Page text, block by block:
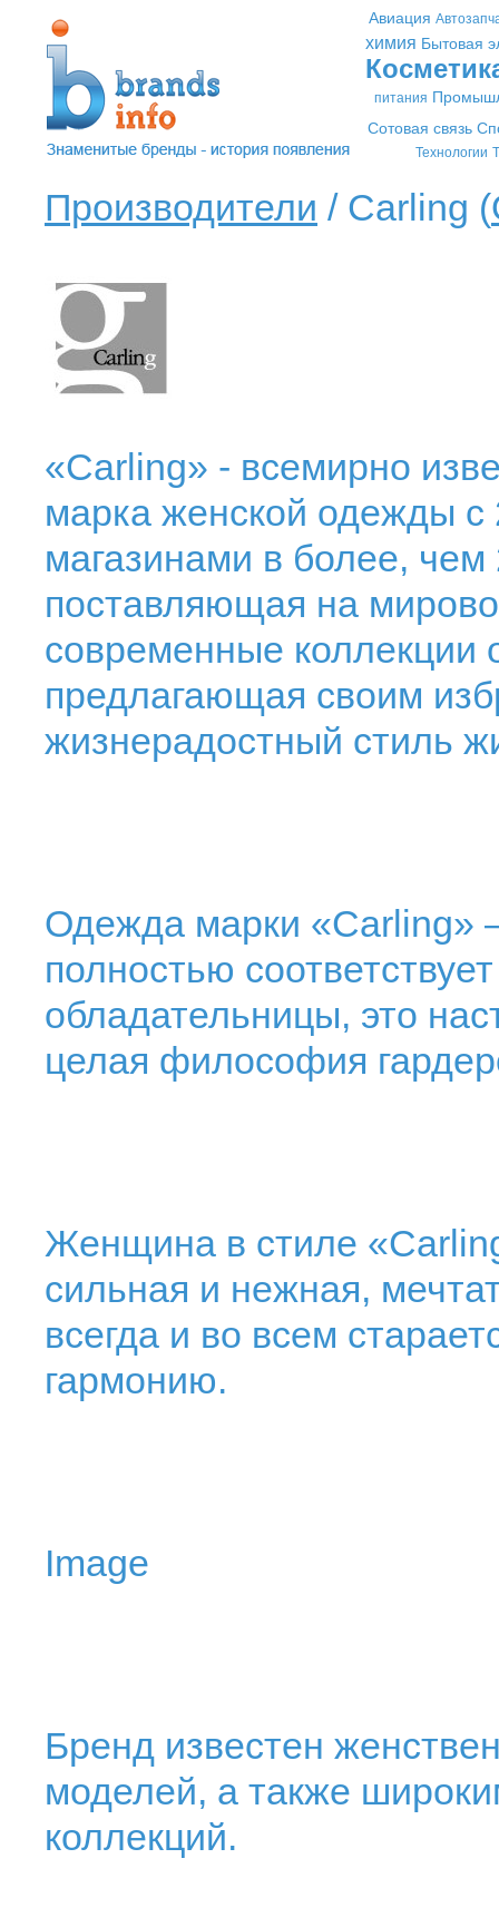
Авиация
химия Бытовая
питания
Сотовая связь
Технологии
Производители / Carling (
«Carling» - всемирно
марка женской одежды с
магазинами в более,
поставляющая на
современные
предлагающая своим
жизнерадостный стиль
Одежда марки «Carling»
полностью
обладательницы, это
целая философия
Женщина в стиле
сильная и нежная,
всегда и во всем
гармонию.
Image
Бренд известен
моделей, а также
коллекций.